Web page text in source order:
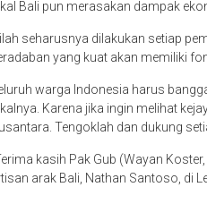
Bali pun merasakan dampak
seharusnya dilakukan setiap
yang kuat akan memiliki
warga Indonesia harus
Karena jika ingin melihat
Tengoklah dan dukung
kasih Pak Gub (Wayan
arak Bali, Nathan Santoso, di